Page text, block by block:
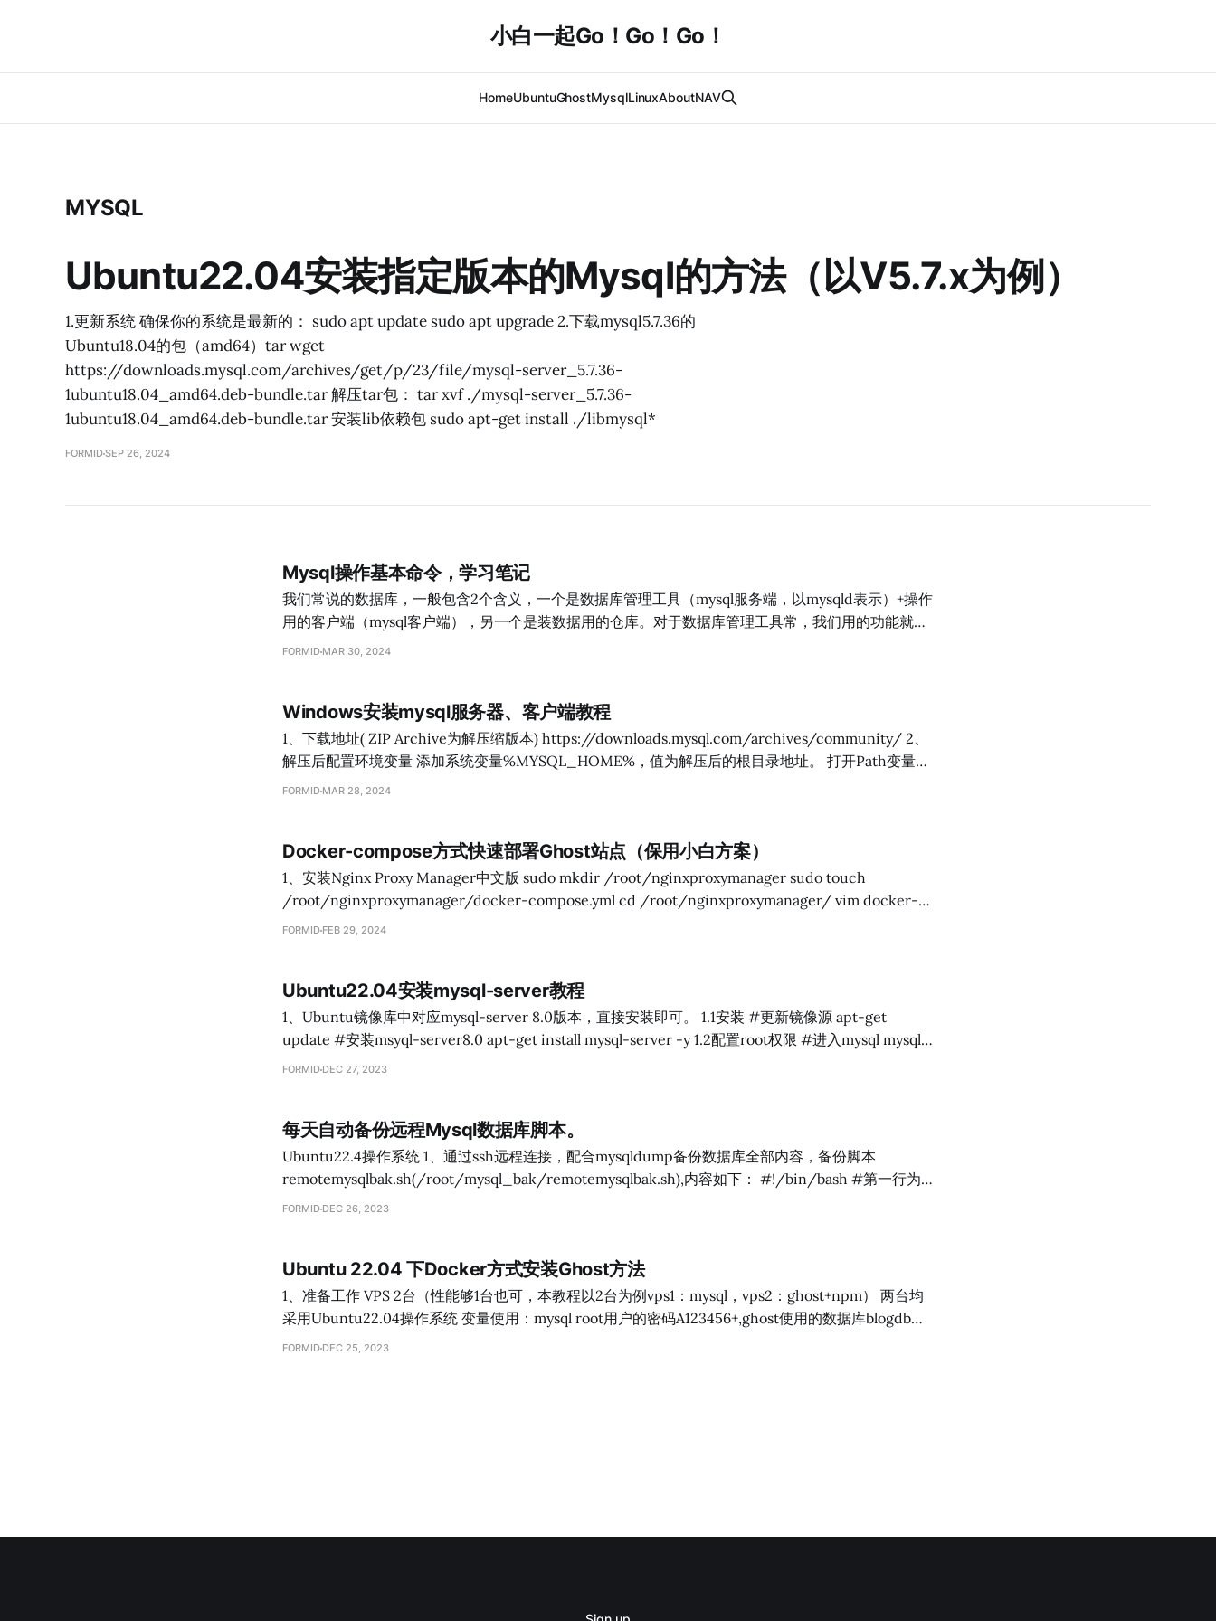
小白一起Go！Go！Go！
HomeUbuntuGhostMysqlLinuxAboutNAV
MYSQL
Ubuntu22.04安装指定版本的Mysql的方法（以V5.7.x为例）
1.更新系统 确保你的系统是最新的： sudo apt update sudo apt upgrade 2.下载mysql5.7.36的
Ubuntu18.04的包（amd64）tar wget
https://downloads.mysql.com/archives/get/p/23/file/mysql-server_5.7.36-
1ubuntu18.04_amd64.deb-bundle.tar 解压tar包： tar xvf ./mysql-server_5.7.36-
1ubuntu18.04_amd64.deb-bundle.tar 安装lib依赖包 sudo apt-get install ./libmysql*
FORMIDSEP 26, 2024
Mysql操作基本命令，学习笔记
我们常说的数据库，一般包含2个含义，一个是数据库管理工具（mysql服务端，以mysqld表示）+操作
用的客户端（mysql客户端），另一个是装数据用的仓库。对于数据库管理工具常，我们用的功能就是
针对数据库的操作就是一个增、删、改、查的数据存储库的操作。操作的对象包括数据库、库内的表
mysql登录 mysql -uroot -p #输入密码登录 2、显示数据库名称 show databases;#后面可以加备注，
多行注释/*neirong*/ 3、创建数据库 create database if not exists database1；#如果不存在则创建
database1 4、删除数据库
FORMID MAR 30, 2024
Windows安装mysql服务器、客户端教程
1、下载地址( ZIP Archive为解压缩版本) https://downloads.mysql.com/archives/community/ 2、
解压后配置环境变量 添加系统变量%MYSQL_HOME%，值为解压后的根目录地址。 打开Path变量添
加一条"%MYSQL_HOME%\bin" 最好在该步骤后重启一遍电脑，以实现环境变量的生效。 3、进入
FORMID MAR 28, 2024
Docker-compose方式快速部署Ghost站点（保用小白方案）
1、安装Nginx Proxy Manager中文版 sudo mkdir /root/nginxproxymanager sudo touch
/root/nginxproxymanager/docker-compose.yml cd /root/nginxproxymanager/ vim docker-
compose.yml #配置文件中输入如下内容： version: '3' services: app: image: 'chishin/nginx-proxy-
FORMID FEB 29, 2024
Ubuntu22.04安装mysql-server教程
1、Ubuntu镜像库中对应mysql-server 8.0版本，直接安装即可。 1.1安装 #更新镜像源 apt-get
update #安装msyql-server8.0 apt-get install mysql-server -y 1.2配置root权限 #进入mysql mysql
#设置mysql-server 中root账户的默认密码为A123456+，本地访问 ALTER USER 'root'@'localhost'
FORMID DEC 27, 2023
每天自动备份远程Mysql数据库脚本。
Ubuntu22.4操作系统 1、通过ssh远程连接，配合mysqldump备份数据库全部内容，备份脚本
remotemysqlbak.sh(/root/mysql_bak/remotemysqlbak.sh),内容如下： #!/bin/bash #第一行为
声明sh脚本 # 定义远程服务器信息变量 # 远程服务器地址 #remote_host="远程服务器地址"
remote_password="
FORMID DEC 26, 2023
Ubuntu 22.04 下Docker方式安装Ghost方法
1、准备工作 VPS 2台（性能够1台也可，本教程以2台为例vps1：mysql，vps2：ghost+npm） 两台均
采用Ubuntu22.04操作系统 变量使用：mysql root用户的密码A123456+,ghost使用的数据库blogdb，
数据库的使用用户blogdbuser，数据库用户blogdbuser的密码A123456+，VPS1的内网IP：10.0.0.1，
FORMID DEC 25, 2023